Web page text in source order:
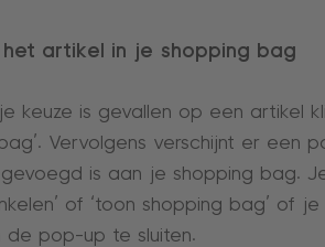
artikel in je shopping bag
keuze is gevallen op een artikel
Vervolgens verschijnt er een
is aan je shopping bag.
of ‘toon shopping bag’ of
de pop-up te sluiten.